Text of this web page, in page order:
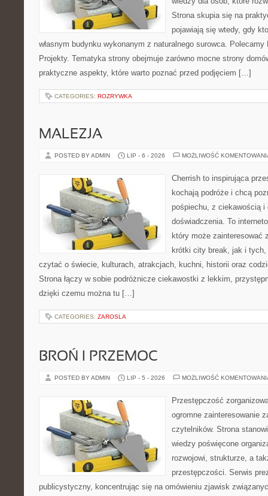
Strona skupia się na
pojawiają się wtedy, gdy
własnym budynku wykonanym z naturalnego surowca.
Projekty. Tematyka strony obejmuje zarówno mocne strony
praktyczne aspekty, które warto poznać przed podjęciem […]
CATEGORIES: ROZRYWKA
MALEZJA
POSTED BY ADMIN LIP - 6 - 2026 MOŻLIWOŚĆ
Cherrish to inspirująca
kochają podróże i chcą
pośpiechu, z ciekawością i
doświadczenia. To
który może zainteresować
krótki city break, jak i
czytać o świecie, kulturach, atrakcjach, kuchni, historii oraz
Strona łączy w sobie podróżnicze ciekawostki z lekkim,
dzięki czemu można tu […]
CATEGORIES: ZAROSLA
BROŃ I PRZEMOC
POSTED BY ADMIN LIP - 5 - 2026 MOŻLIWOŚĆ
Przestępczość
ogromne zainteresowanie
czytelników. Strona
wiedzy poświęcone
rozwojowi, strukturze, a
przestępczości. Serwis
publicystyczny, koncentrując się na omówieniu zjawisk